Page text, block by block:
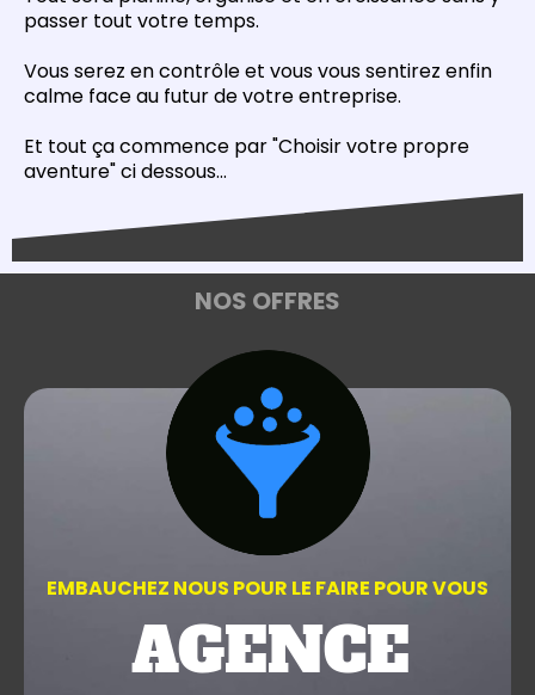
passer tout votre temps.
Vous serez en contrôle et vous vous sentirez enfin
calme face au futur de votre entreprise.
Et tout ça commence par "Choisir votre propre
aventure" ci dessous...
NOS OFFRES
EMBAUCHEZ NOUS POUR LE FAIRE POUR VOUS
AGENCE